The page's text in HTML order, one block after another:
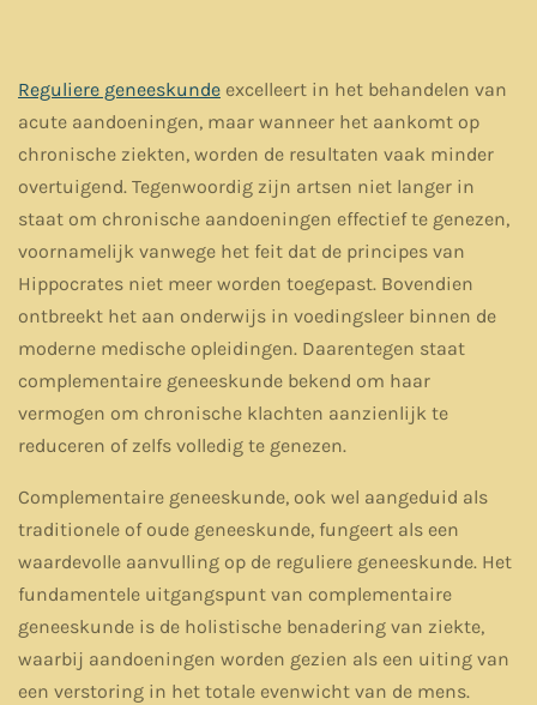
Reguliere geneeskunde excelleert in het behandelen van
acute aandoeningen, maar wanneer het aankomt op
chronische ziekten, worden de resultaten vaak minder
overtuigend. Tegenwoordig zijn artsen niet langer in
staat om chronische aandoeningen effectief te genezen,
voornamelijk vanwege het feit dat de principes van
Hippocrates niet meer worden toegepast. Bovendien
ontbreekt het aan onderwijs in voedingsleer binnen de
moderne medische opleidingen. Daarentegen staat
complementaire geneeskunde bekend om haar
vermogen om chronische klachten aanzienlijk te
reduceren of zelfs volledig te genezen.
Complementaire geneeskunde, ook wel aangeduid als
traditionele of oude geneeskunde, fungeert als een
waardevolle aanvulling op de reguliere geneeskunde. Het
fundamentele uitgangspunt van complementaire
geneeskunde is de holistische benadering van ziekte,
waarbij aandoeningen worden gezien als een uiting van
een verstoring in het totale evenwicht van de mens.